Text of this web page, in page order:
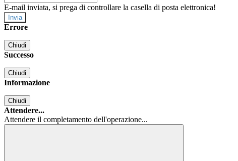
E-mail inviata, si prega di controllare la casella di posta elettronica!
Errore
Chiudi
Successo
Chiudi
Informazione
Chiudi
Attendere...
Attendere il completamento dell'operazione...